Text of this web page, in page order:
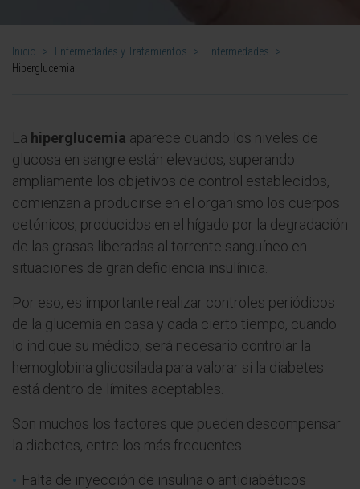
Inicio > Enfermedades y Tratamientos > Enfermedades
>
Hiperglucemia
La hiperglucemia aparece cuando los niveles de
glucosa en sangre están elevados, superando
ampliamente los objetivos de control establecidos,
comienzan a producirse en el organismo los cuerpos
cetónicos, producidos en el hígado por la degradación
de las grasas liberadas al torrente sanguíneo en
situaciones de gran deficiencia insulínica.
Por eso, es importante realizar controles periódicos
de la glucemia en casa y cada cierto tiempo, cuando
lo indique su médico, será necesario controlar la
hemoglobina glicosilada para valorar si la diabetes
está dentro de límites aceptables.
Son muchos los factores que pueden descompensar
la diabetes, entre los más frecuentes:
Falta de inyección de insulina o antidiabéticos